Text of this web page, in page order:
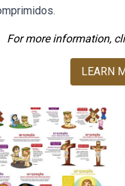
For more information,
LEARN